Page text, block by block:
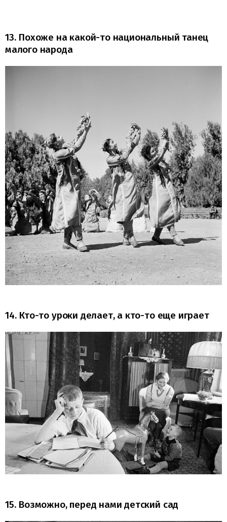
13. Похоже на какой-то национальный танец
малого народа
14. Кто-то уроки делает, а кто-то еще играет
15. Возможно, перед нами детский сад